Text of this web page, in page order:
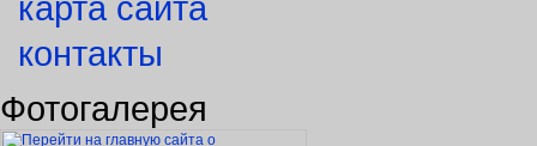
контакты
Фотогалерея